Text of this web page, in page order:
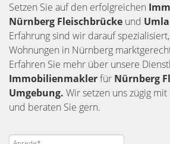
Setzen Sie auf den erfolgreichen
Nürnberg Fleischbrücke und
Erfahrung sind wir darauf
Wohnungen in Nürnberg
Erfahren Sie mehr über unsere
Immobilienmaklerfür Nürnberg
Umgebung. Wir setzen uns zügig
und beraten Sie gern.